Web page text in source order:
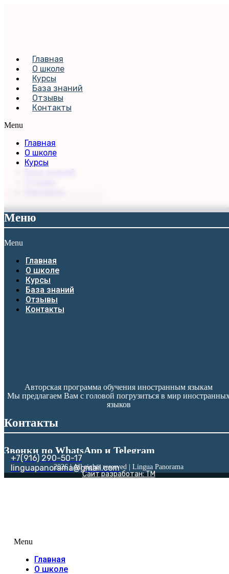
Главная
О школе
Курсы
База знаний
Отзывы
Контакты
Menu
Главная
О школе
Курсы
Меню
Menu
Главная
О школе
Курсы
База знаний
Отзывы
Контакты
Авторская программа обучения иностранным языкам
Мы предлагаем Вам с головой погрузиться в мир
языков
Контакты
Звонки по WhatsApp и Telegram
+7(916) 290-50-17
linguapanorama@gmail.com
2026 | All rights reserved | Lingua Panorama
Сайт разработан: TM
Menu
Главная
О школе